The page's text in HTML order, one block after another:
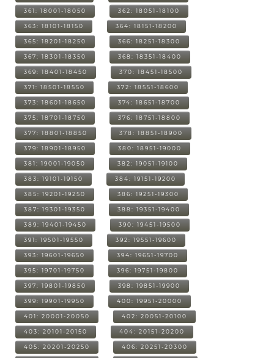
361: 18001-18050 362: 18051-18100
363: 18101-18150 364: 18151-18200
365: 18201-18250 366: 18251-18300
367: 18301-18350 368: 18351-18400
369: 18401-18450 370: 18451-18500
371: 18501-18550 372: 18551-18600
373: 18601-18650 374: 18651-18700
375: 18701-18750 376: 18751-18800
377: 18801-18850 378: 18851-18900
379: 18901-18950 380: 18951-19000
381: 19001-19050 382: 19051-19100
383: 19101-19150 384: 19151-19200
385: 19201-19250 386: 19251-19300
387: 19301-19350 388: 19351-19400
389: 19401-19450 390: 19451-19500
391: 19501-19550 392: 19551-19600
393: 19601-19650 394: 19651-19700
395: 19701-19750 396: 19751-19800
397: 19801-19850 398: 19851-19900
399: 19901-19950 400: 19951-20000
401: 20001-20050 402: 20051-20100
403: 20101-20150 404: 20151-20200
405: 20201-20250 406: 20251-20300